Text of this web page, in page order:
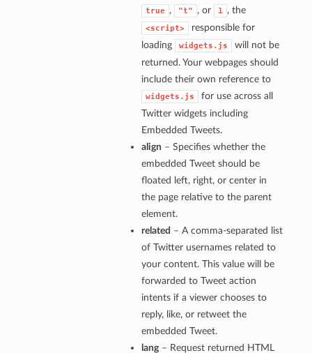
true , "t" , or 1 , the
<script>
responsible for
loading
widgets.js
will not be
returned. Your webpages should
include their own reference to
widgets.js
for use across all
Twitter widgets including
Embedded Tweets.
align – Specifies whether the
embedded Tweet should be
floated left, right, or center in
the page relative to the parent
element.
related – A comma-separated list
of Twitter usernames related to
your content. This value will be
forwarded to Tweet action
intents if a viewer chooses to
reply, like, or retweet the
embedded Tweet.
lang– Request returned HTML